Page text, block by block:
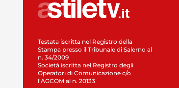
Testata iscritta nel Registro della
Stampa presso il Tribunale di Salerno al
n. 34/2009
Società iscritta nel Registro degli
Operatori di Comunicazione c/o
l’AGCOM al n. 20133